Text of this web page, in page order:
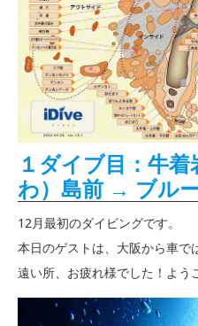
１ダイブ目：牛
わ）島前 → ブル
12月最初のダイビングです。
本日のゲストは、大阪から車で
遠い所、お疲れ様でした！よう